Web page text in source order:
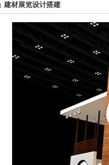
建材展览设计搭建